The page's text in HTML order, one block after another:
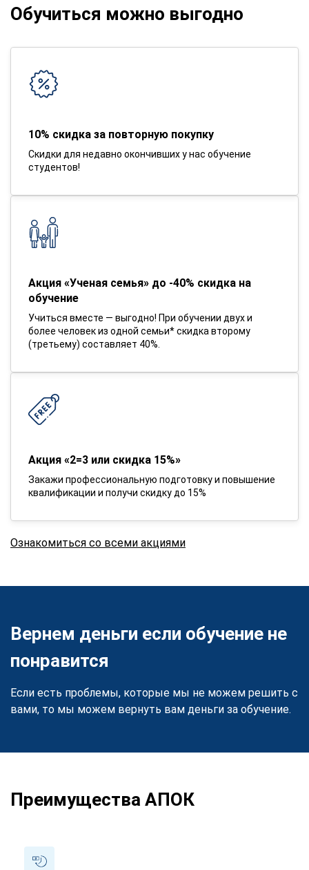
Обучиться можно выгодно
10% скидка за повторную покупку
Скидки для недавно окончивших у нас обучение
студентов!
Акция «Ученая семья» до -40% скидка на
обучение
Учиться вместе — выгодно! При обучении двух и
более человек из одной семьи* скидка второму
(третьему) составляет 40%.
Акция «2=3 или скидка 15%»
Закажи профессиональную подготовку и повышение
квалификации и получи скидку до 15%
Ознакомиться со всеми акциями
Вернем деньги если обучение не
понравится
Если есть проблемы, которые мы не можем решить с
вами, то мы можем вернуть вам деньги за обучение.
Преимущества АПОК